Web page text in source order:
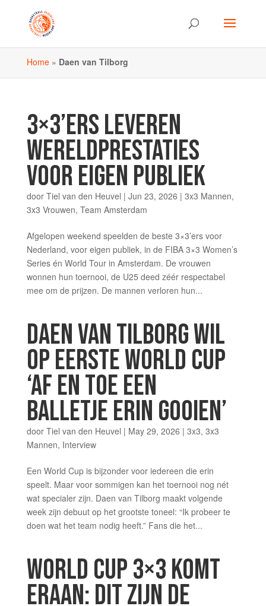
Home» Daen van Tilborg
3×3’ERS LEVEREN
WERELDPRESTATIES
VOOR EIGEN PUBLIEK
door Tiel van den Heuvel | Jun 23, 2026 | 3x3 Mannen,
3x3 Vrouwen, Team Amsterdam
Afgelopen weekend speelden de beste 3×3’ers voor
Nederland, voor eigen publiek, in de FIBA 3×3 Women’s
Series én World Tour in Amsterdam. De vrouwen
wonnen hun toernooi, de U25 deed zéér respectabel
mee om de prijzen. De mannen verloren hun...
DAEN VAN TILBORG WIL
OP EERSTE WORLD CUP
‘AF EN TOE EEN
BALLETJE ERIN GOOIEN’
door Tiel van den Heuvel | May 29, 2026 | 3x3, 3x3
Mannen, Interview
Een World Cup is bijzonder voor iedereen die erin
speelt. Maar voor sommigen kan het toernooi nog nét
wat specialer zijn. Daen van Tilborg maakt volgende
week zijn debuut op het grootste toneel: “Ik probeer te
doen wat het team nodig heeft.” Fans die het...
WORLD CUP 3×3 KOMT
ERAAN: DIT ZIJN DE